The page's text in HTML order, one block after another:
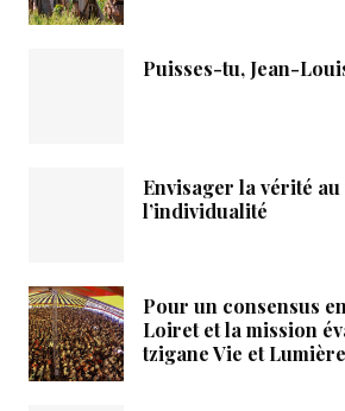
Puisses-tu, Jean-
Envisager la vérité
l’individualité
Pour un consensus
Loiret et la mission
tzigane Vie et Lumière